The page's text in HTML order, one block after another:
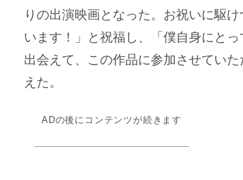
りの出演映画となった。お祝いに駆
います！」と祝福し、「僕自身にと
出会えて、この作品に参加させてい
えた。
ADの後にコンテンツが続きます